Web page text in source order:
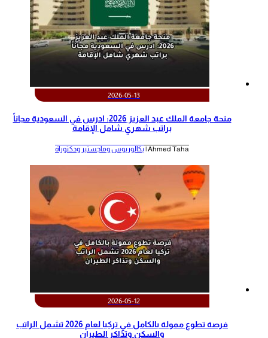
2026-05-13
منحة جامعة الملك عبد العزيز 2026: ادرس في السعودية مجاناً
براتب شهري شامل الإقامة
Ahmed Taha | بكالوريوس وماجستير ودكتوراة
2026-05-12
‫فرصة تطوع ممولة بالكامل في تركيا لعام 2026 تشمل الراتب
والسكن وتذاكر الطيران‬